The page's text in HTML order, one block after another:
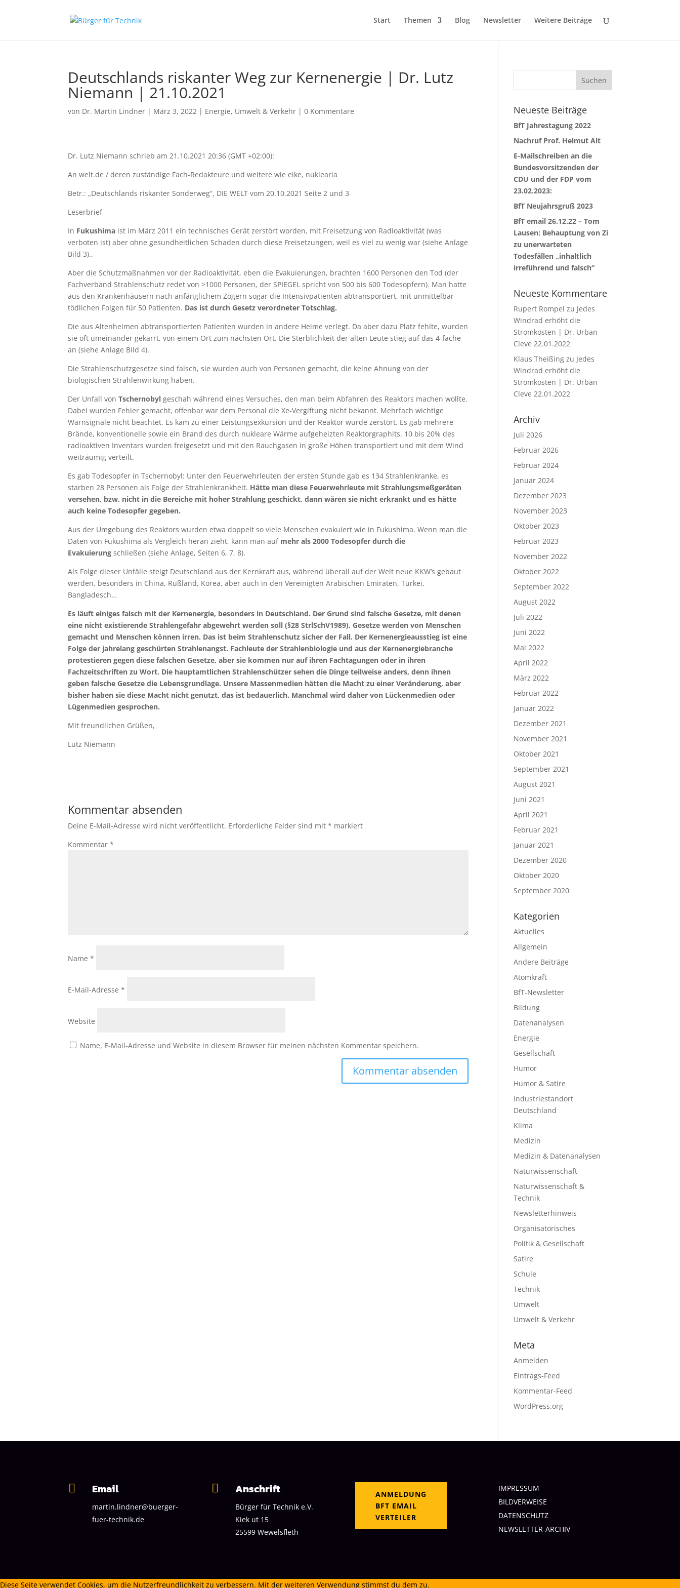
Start Themen Blog Newsletter Weitere Beiträge
Deutschlands riskanter Weg zur Kernenergie | Dr. Lutz
Niemann | 21.10.2021
von Dr. Martin Lindner | März 3, 2022 | Energie, Umwelt & Verkehr |0 Kommentare
Dr. Lutz Niemann schrieb am 21.10.2021 20:36 (GMT +02:00):
An welt.de / deren zuständige Fach-Redakteure und weitere wie eike, nuklearia
Betr.: „Deutschlands riskanter Sonderweg“, DIE WELT vom 20.10.2021 Seite 2 und 3
Leserbrief
In Fukushima ist im März 2011 ein technisches Gerät zerstört worden, mit Freisetzung von Radioaktivität (was
verboten ist) aber ohne gesundheitlichen Schaden durch diese Freisetzungen, weil es viel zu wenig war (siehe Anlage
Bild 3)..
Aber die Schutzmaßnahmen vor der Radioaktivität, eben die Evakuierungen, brachten 1600 Personen den Tod (der
Fachverband Strahlenschutz redet von >1000 Personen, der SPIEGEL spricht von 500 bis 600 Todesopfern). Man hatte
aus den Krankenhäusern nach anfänglichem Zögern sogar die Intensivpatienten abtransportiert, mit unmittelbar
tödlichen Folgen für 50 Patienten. Das ist durch Gesetz verordneter Totschlag.
Die aus Altenheimen abtransportierten Patienten wurden in andere Heime verlegt. Da aber dazu Platz fehlte, wurden
sie oft umeinander gekarrt, von einem Ort zum nächsten Ort. Die Sterblichkeit der alten Leute stieg auf das 4-fache
an (siehe Anlage Bild 4).
Die Strahlenschutzgesetze sind falsch, sie wurden auch von Personen gemacht, die keine Ahnung von der
biologischen Strahlenwirkung haben.
Der Unfall vonTschernobyl geschah während eines Versuches, den man beim Abfahren des Reaktors machen wollte.
Dabei wurden Fehler gemacht, offenbar war dem Personal die Xe-Vergiftung nicht bekannt. Mehrfach wichtige
Warnsignale nicht beachtet. Es kam zu einer Leistungsexkursion und der Reaktor wurde zerstört. Es gab mehrere
Brände, konventionelle sowie ein Brand des durch nukleare Wärme aufgeheizten Reaktorgraphits. 10 bis 20% des
radioaktiven Inventars wurden freigesetzt und mit den Rauchgasen in große Höhen transportiert und mit dem Wind
weiträumig verteilt.
Es gab Todesopfer in Tschernobyl: Unter den Feuerwehrleuten der ersten Stunde gab es 134 Strahlenkranke, es
starben 28 Personen als Folge der Strahlenkrankheit. Hätte man diese Feuerwehrleute mit Strahlungsmeßgeräten
versehen, bzw. nicht in die Bereiche mit hoher Strahlung geschickt, dann wären sie nicht erkrankt und es hätte
auch keine Todesopfer gegeben.
Aus der Umgebung des Reaktors wurden etwa doppelt so viele Menschen evakuiert wie in Fukushima. Wenn man die
Daten von Fukushima als Vergleich heran zieht, kann man auf mehr als 2000 Todesopfer durch die
Evakuierung schließen (siehe Anlage, Seiten 6, 7, 8).
Als Folge dieser Unfälle steigt Deutschland aus der Kernkraft aus, während überall auf der Welt neue KKW’s gebaut
werden, besonders in China, Rußland, Korea, aber auch in den Vereinigten Arabischen Emiraten, Türkei,
Bangladesch…
Es läuft einiges falsch mit der Kernenergie, besonders in Deutschland. Der Grund sind falsche Gesetze, mit denen
eine nicht existierende Strahlengefahr abgewehrt werden soll (§28 StrlSchV1989). Gesetze werden von Menschen
gemacht und Menschen können irren. Das ist beim Strahlenschutz sicher der Fall. Der Kernenergieausstieg ist eine
Folge der jahrelang geschürten Strahlenangst. Fachleute der Strahlenbiologie und aus der Kernenergiebranche
protestieren gegen diese falschen Gesetze, aber sie kommen nur auf ihren Fachtagungen oder in ihren
Fachzeitschriften zu Wort. Die hauptamtlichen Strahlenschützer sehen die Dinge teilweise anders, denn ihnen
geben falsche Gesetze die Lebensgrundlage. Unsere Massenmedien hätten die Macht zu einer Veränderung, aber
bisher haben sie diese Macht nicht genutzt, das ist bedauerlich. Manchmal wird daher von Lückenmedien oder
Lügenmedien gesprochen.
Mit freundlichen Grüßen,
Lutz Niemann
Kommentar absenden
Deine E-Mail-Adresse wird nicht veröffentlicht. Erforderliche Felder sind mit* markiert
Kommentar*
Name*
E-Mail-Adresse*
Website
Name, E-Mail-Adresse und Website in diesem Browser für meinen nächsten Kommentar speichern.
Neueste Beiträge
BfT Jahrestagung 2022
Nachruf Prof. Helmut Alt
E-Mailschreiben an die
Bundesvorsitzenden der
CDU und der FDP vom
23.02.2023:
BfT Neujahrsgruß 2023
BfT email 26.12.22 – Tom
Lausen: Behauptung von Zi
zu unerwarteten
Todesfällen „inhaltlich
irreführend und falsch“
Neueste Kommentare
Rupert Rompel zu Jedes
Windrad erhöht die
Stromkosten | Dr. Urban
Cleve 22.01.2022
Klaus Theißing zu Jedes
Windrad erhöht die
Stromkosten | Dr. Urban
Cleve 22.01.2022
Archiv
Juli 2026
Februar 2026
Februar 2024
Januar 2024
Dezember 2023
November 2023
Oktober 2023
Februar 2023
November 2022
Oktober 2022
September 2022
August 2022
Juli 2022
Juni 2022
Mai 2022
April 2022
März 2022
Februar 2022
Januar 2022
Dezember 2021
November 2021
Oktober 2021
September 2021
August 2021
Juni 2021
April 2021
Februar 2021
Januar 2021
Dezember 2020
Oktober 2020
September 2020
Kategorien
Aktuelles
Allgemein
Andere Beiträge
Atomkraft
BfT-Newsletter
Bildung
Datenanalysen
Energie
Gesellschaft
Humor
Humor & Satire
Industriestandort
Deutschland
Klima
Medizin
Medizin & Datenanalysen
Naturwissenschaft
Naturwissenschaft &
Technik
Newsletterhinweis
Organisatorisches
Politik & Gesellschaft
Satire
Schule
Technik
Umwelt
Umwelt & Verkehr
Meta
Anmelden
Eintrags-Feed
Kommentar-Feed
WordPress.org
 Email
martin.lindner@buerger-
fuer-technik.de
 Anschrift
Bürger für Technik e.V.
Kiek ut 15
25599 Wewelsfleth
ANMELDUNG
BFT EMAIL
VERTEILER
IMPRESSUM
BILDVERWEISE
DATENSCHUTZ
NEWSLETTER-ARCHIV
Diese Seite verwendet Cookies, um die Nutzerfreundlichkeit zu verbessern. Mit der weiteren Verwendung stimmst du dem zu.